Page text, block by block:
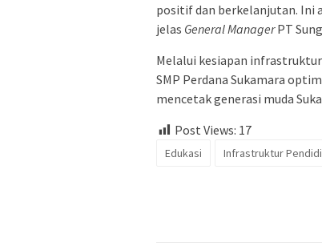
positif dan berkelanjutan. Ini
jelas General ManagerPT
​Melalui kesiapan
SMP Perdana Sukamara
mencetak generasi muda
Post Views: 17
Edukasi Infrastruktur